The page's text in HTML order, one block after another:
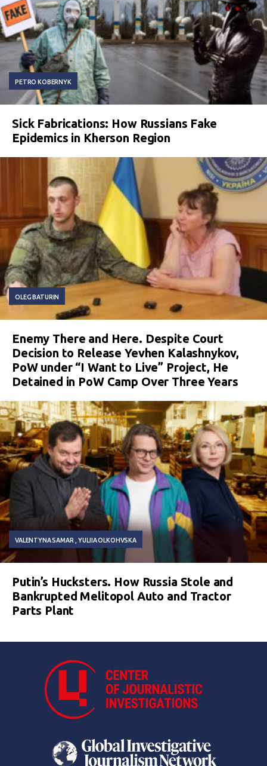
PETRO KOBERNYK
Sick Fabrications: How Russians Fake
Epidemics in Kherson Region
OLEG BATURIN
Enemy There and Here. Despite Court
Decision to Release Yevhen Kalashnykov,
PoW under “I Want to Live” Project, He
Detained in PoW Camp Over Three Years
VALENTYNA SAMAR YULIIA OLKOHVSKA
Putin’s Hucksters. How Russia Stole and
Bankrupted Melitopol Auto and Tractor
Parts Plant